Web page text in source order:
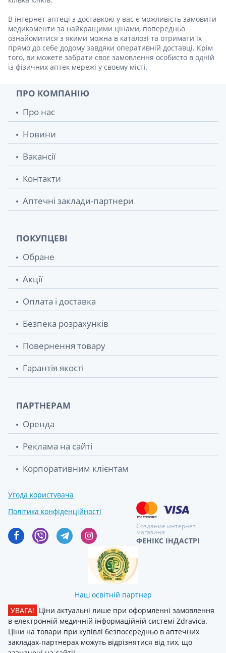
В інтернет аптеці з доставкою у вас є можливість замовити
медикаменти за найкращими цінами, попередньо
ознайомитися з якими можна в каталозі та отримати їх
прямо до себе додому завдяки оперативній доставці. Крім
того, ви можете забрати своє замовлення особисто в одній
із фізичних аптек мережі у своєму місті.
ПРО КОМПАНІЮ
Про нас
Новини
Вакансії
Контакти
Аптечні заклади-партнери
ПОКУПЦЕВІ
Обране
Акції
Оплата і доставка
Безпека розрахунків
Повернення товару
Гарантія якості
ПАРТНЕРАМ
Оренда
Реклама на сайті
Корпоративним клієнтам
Угода користувача
Політика конфіденційності
Создание интернет
магазина
ФЕНІКС ІНДАСТРІ
Наш освітній партнер
УВАГА! Ціни актуальні лише при оформленні замовлення
в електронній медичній інформаційній системі Zdravica.
Ціни на товари при купівлі безпосередньо в аптечних
закладах-партнерах можуть відрізнятися від тих, що